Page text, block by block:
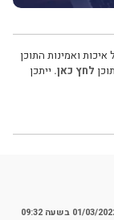
ואמינות התוכן
לחץ כאן. ייתכן
03/2022 בשעה 09:32